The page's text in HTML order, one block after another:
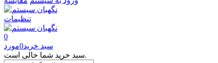
تنظیمات
0
سبد خرید0مورد
سبد خرید شما خالی است.